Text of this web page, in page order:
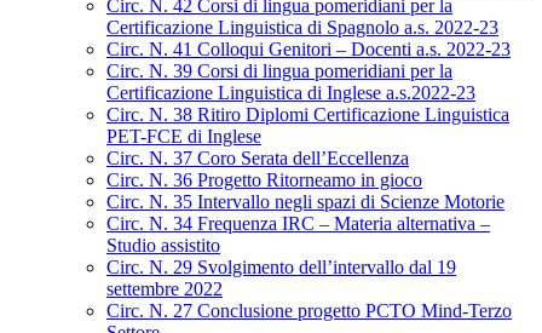
Circ. N. 42 Corsi di lingua pomeridiani per la
Certificazione Linguistica di Spagnolo a.s. 2022-23
Circ. N. 41 Colloqui Genitori – Docenti a.s. 2022-23
Circ. N. 39 Corsi di lingua pomeridiani per la
Certificazione Linguistica di Inglese a.s.2022-23
Circ. N. 38 Ritiro Diplomi Certificazione Linguistica
PET-FCE di Inglese
Circ. N. 37 Coro Serata dell’Eccellenza
Circ. N. 36 Progetto Ritorneamo in gioco
Circ. N. 35 Intervallo negli spazi di Scienze Motorie
Circ. N. 34 Frequenza IRC – Materia alternativa –
Studio assistito
Circ. N. 29 Svolgimento dell’intervallo dal 19
settembre 2022
Circ. N. 27 Conclusione progetto PCTO Mind-Terzo